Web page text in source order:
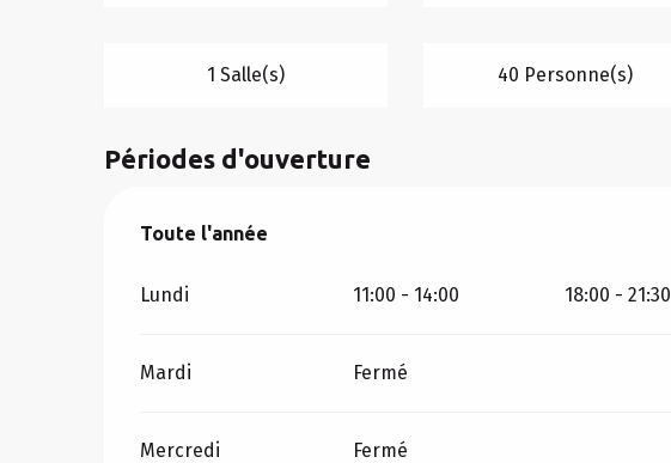
1 Salle(s) 40 Personne(s)
Périodes d'ouverture
Toute l'année
Toute l'année
Lundi 11:00 - 14:00 18:00 - 21:30
Mardi Fermé
Mercredi Fermé